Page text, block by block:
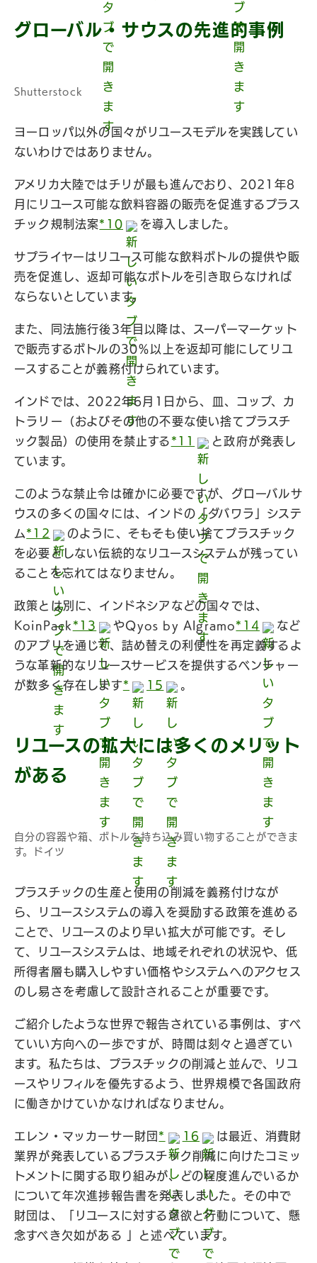
グローバル・サウスの先進的事例
Shutterstock
ヨーロッパ以外の国々がリユースモデルを実践してい
ないわけではありません。
アメリカ大陸ではチリが最も進んでおり、2021年8
月にリユース可能な飲料容器の販売を促進するプラス
チック規制法案*10 を導入しました。
サプライヤーはリユース可能な飲料ボトルの提供や販
売を促進し、返却可能なボトルを引き取らなければ
ならないとしています。
また、同法施行後3年目以降は、スーパーマーケット
で販売するボトルの30％以上を返却可能にしてリユ
ースすることが義務付けられています。
インドでは、2022年6月1日から、皿、コップ、カ
トラリー（およびその他の不要な使い捨てプラスチ
ック製品）の使用を禁止する *11
と政府が発表し
ています。
このような禁止令は確かに必要ですが、グローバルサ
ウスの多くの国々には、インドの「ダバワラ」システ
ム *12
のように、そもそも使い捨てプラスチック
を必要としない伝統的なリユースシステムが残ってい
ることを忘れてはなりません。
政策とは別に、インドネシアなどの国々では、
KoinPack *13 やQyos by Algramo*14
など
のアプリを通じて、詰め替えの利便性を再定義するよ
うな革新的なリユースサービスを提供するベンチャー
が数多く存在します* 15 。
リユースの拡大には多くのメリット
がある
自分の容器や箱、ボトルを持ち込み買い物することができま
す。ドイツ
プラスチックの生産と使用の削減を義務付けなが
ら、リユースシステムの導入を奨励する政策を進める
ことで、リユースのより早い拡大が可能です。そし
て、リユースシステムは、地域それぞれの状況や、低
所得者層も購入しやすい価格やシステムへのアクセス
のし易さを考慮して設計されることが重要です。
ご紹介したような世界で報告されている事例は、すべ
ていい方向への一歩ですが、時間は刻々と過ぎてい
ます。私たちは、プラスチックの削減と並んで、リユ
ースやリフィルを優先するよう、世界規模で各国政府
に働きかけていかなければなりません。
エレン・マッカーサー財団 * 16
は最近、消費財
業界が発表しているプラスチック削減に向けたコミッ
トメントに関する取り組みが、どの程度進んでいるか
について年次進捗報告書を発表しました。その中で
財団は、「リユースに対する意欲と行動について、懸
念すべき欠如がある 」と述べています。